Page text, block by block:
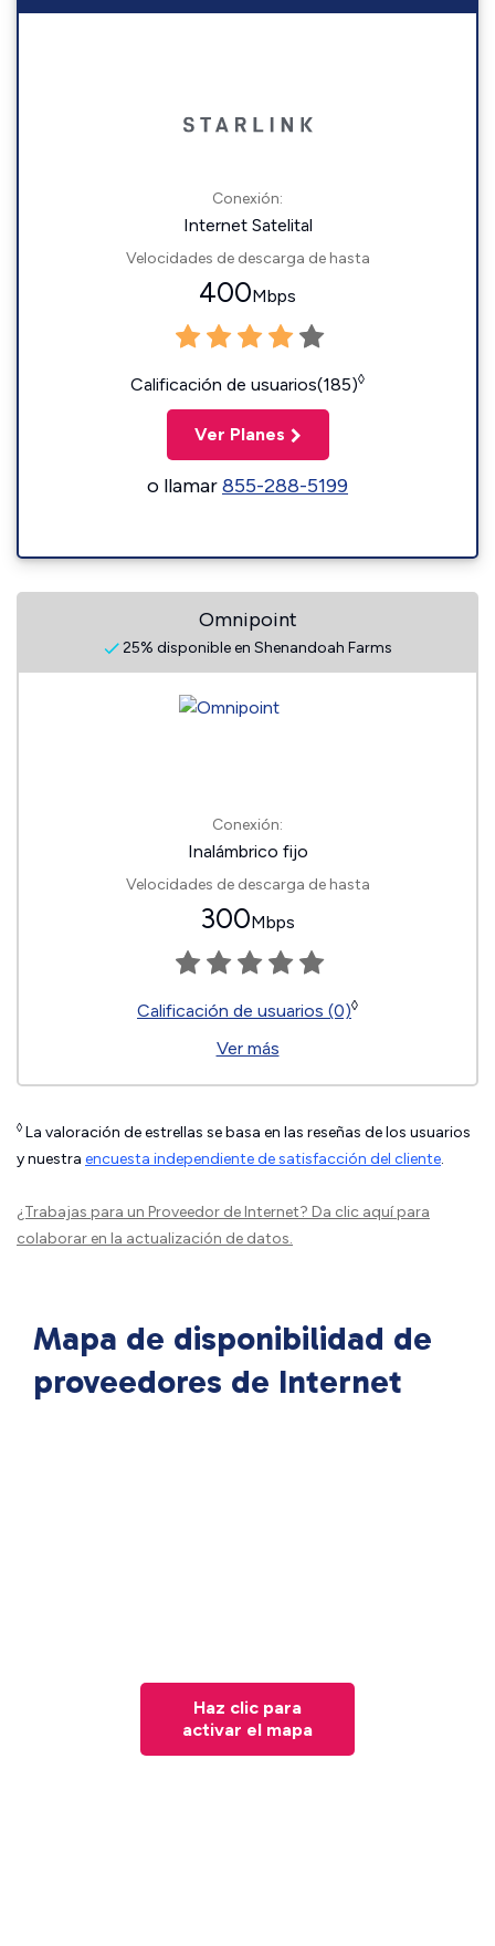
Conexión:
Internet Satelital
Velocidades de descarga de hasta
400Mbps
Calificación de usuarios(185)◊
Ver Planes
o llamar855-288-5199
Omnipoint
25% disponible en Shenandoah Farms
Conexión:
Inalámbrico fijo
Velocidades de descarga de hasta
300Mbps
Calificación de usuarios (0)◊
Ver más
◊ La valoración de estrellas se basa en las reseñas de los usuarios
y nuestra encuesta independiente de satisfacción del cliente.
¿Trabajas para un Proveedor de Internet? Da clic aquípara
colaborar en la actualización de datos.
Mapa de disponibilidad de
proveedores de Internet
Haz clic para
activar el mapa